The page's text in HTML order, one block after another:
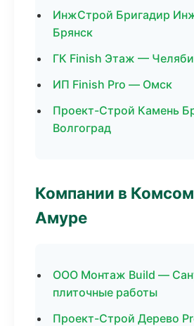
ИнжСтрой Бригадир
Брянск
ГК Finish Этаж —
ИП Finish Pro — Омск
Проект-Строй Камень
Волгоград
Компании в
Амуре
ООО Монтаж Build —
плиточные работы
Проект-Строй Дерево